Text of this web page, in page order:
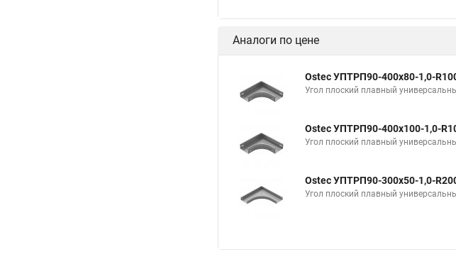
Аналоги по цене
Ostec УПТРП90-400х80-1,0-
Угол плоский плавный
Ostec УПТРП90-400х100-1,0-
Угол плоский плавный
Ostec УПТРП90-300х50-1,0-
Угол плоский плавный